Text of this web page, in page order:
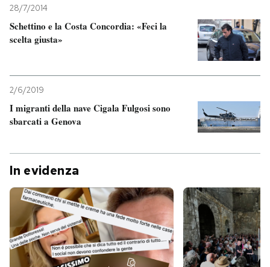
28/7/2014
Schettino e la Costa Concordia: «Feci la
scelta giusta»
2/6/2019
I migranti della nave Cigala Fulgosi sono
sbarcati a Genova
In evidenza